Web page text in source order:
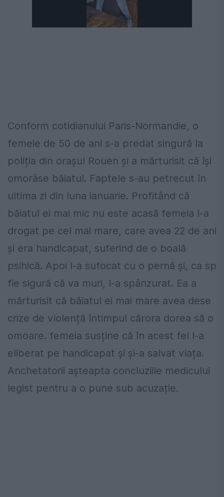
Conform cotidianului Paris-Normandie, o
femeie de 50 de ani s-a predat singură la
poliția din orașul Rouen și a mărturisit că își
omorâse băiatul. Faptele s-au petrecut în
ultima zi din luna ianuarie. Profitând că
băiatul ei mai mic nu este acasă femeia l-a
drogat pe cel mai mare, care avea 22 de ani
și era handicapat, suferind de o boală
psihică. Apoi l-a sufocat cu o pernă și, ca sp
fie sigură că va muri, l-a spânzurat. Ea a
mărturisit că băiatul ei mai mare avea dese
crize de violență întimpul cărora dorea să o
omoare. femeia susține că în acest fel l-a
eliberat pe handicapat și și-a salvat viața.
Anchetatorii așteapta concluziile medicului
legist pentru a o pune sub acuzație.